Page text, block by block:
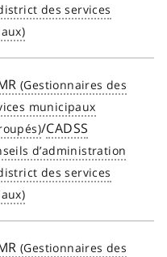
/CADSS